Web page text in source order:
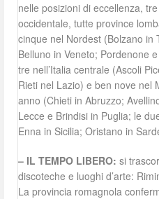
nelle posizioni di eccellenza,
occidentale, tutte province
cinque nel Nordest (Bolzano in
Belluno in Veneto; Pordenone
tre nell’Italia centrale (Ascoli
Rieti nel Lazio) e ben nove nel
anno (Chieti in Abruzzo;
Lecce e Brindisi in Puglia; le
Enna in Sicilia; Oristano in
– IL TEMPO LIBERO: si
discoteche e luoghi d’arte:
La provincia romagnola